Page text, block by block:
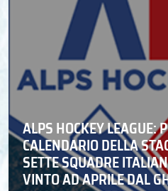
ALPS HOCKEY LEAGUE:
CALENDARIO DELLA
SETTE SQUADRE
VINTO AD APRILE DAL